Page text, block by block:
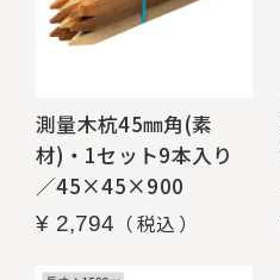
測量木杭45㎜角(素
材)・1セット9本入り
／45×45×900
¥ 2,794 税込